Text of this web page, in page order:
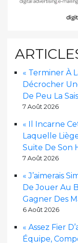
« Terminer À
Décrocher
De Peu La
7 Août 2026
« Il Incarne
Laquelle
Suite De Son
7 Août 2026
« J’aimerais
De Jouer Au
Gagner Des
6 Août 2026
« Assez Fier
Équipe,